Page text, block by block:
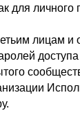
для личного
лицам и